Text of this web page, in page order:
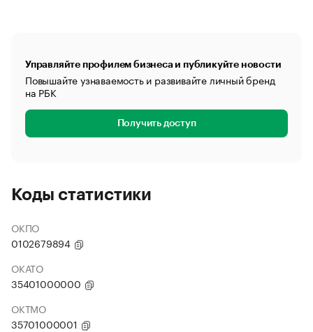
Управляйте профилем бизнеса и публикуйте новости
Повышайте узнаваемость и развивайте личный бренд
на РБК
Получить доступ
Коды статистики
ОКПО
0102679894
ОКАТО
35401000000
ОКТМО
35701000001